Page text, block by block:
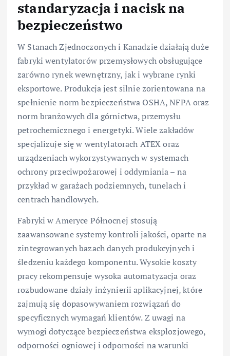
standaryzacja i nacisk na
bezpieczeństwo
W Stanach Zjednoczonych i Kanadzie działają duże
fabryki wentylatorów przemysłowych obsługujące
zarówno rynek wewnętrzny, jak i wybrane rynki
eksportowe. Produkcja jest silnie zorientowana na
spełnienie norm bezpieczeństwa OSHA, NFPA oraz
norm branżowych dla górnictwa, przemysłu
petrochemicznego i energetyki. Wiele zakładów
specjalizuje się w wentylatorach ATEX oraz
urządzeniach wykorzystywanych w systemach
ochrony przeciwpożarowej i oddymiania – na
przykład w garażach podziemnych, tunelach i
centrach handlowych.
Fabryki w Ameryce Północnej stosują
zaawansowane systemy kontroli jakości, oparte na
zintegrowanych bazach danych produkcyjnych i
śledzeniu każdego komponentu. Wysokie koszty
pracy rekompensuje wysoka automatyzacja oraz
rozbudowane działy inżynierii aplikacyjnej, które
zajmują się dopasowywaniem rozwiązań do
specyficznych wymagań klientów. Z uwagi na
wymogi dotyczące bezpieczeństwa eksplozjowego,
odporności ogniowej i odporności na warunki